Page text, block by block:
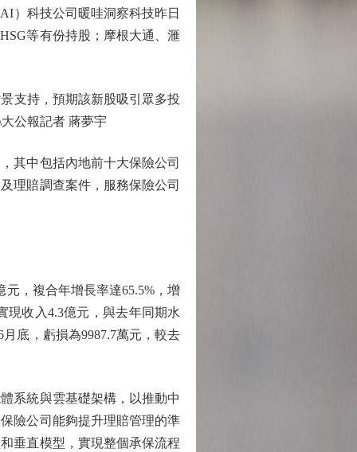
科技公司暖哇洞察科技昨日
等有份持股；摩根大通、滙
支持，預期該新股吸引眾多投
公報記者 蔣夢宇
其中包括內地前十大保險公司
理賠調查案件，服務保險公司
，複合年增長率達65.5%，增
現收入4.3億元，與去年同期水
底，虧損為9987.7萬元，較去
統與雲基礎架構，以推動中
險公司能夠提升理賠管理的準
垂直模型，實現整個承保流程